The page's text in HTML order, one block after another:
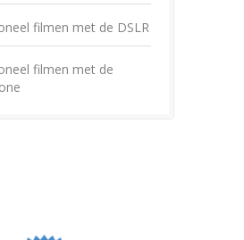
filmen met de DSLR
filmen met de